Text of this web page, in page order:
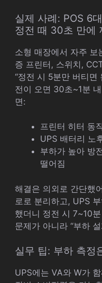
실제 사례: POS 6
정전 때 30초 만에
소형 매장에서 자주 보
증 프린터, 스위치,
“정전 시 5분만 버티면
전이 오면 30초~1분
면:
프린터 히터 동
UPS 배터리 노
부하가 높아 방
떨어짐
해결은 의외로 간단했
로로 분리하고, UPS
했더니 정전 시 7~10
문제가 아니라 “부하
실무 팁: 부하 측정
UPS에는 VA와 W가